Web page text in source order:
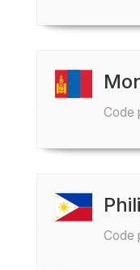
Code
Code